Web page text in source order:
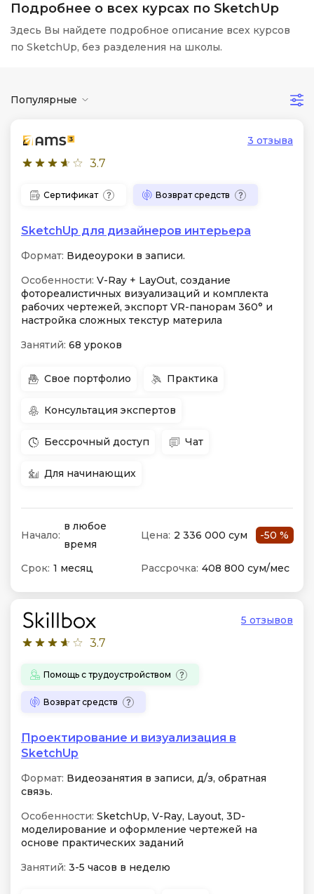
Подробнее о всех курсах по SketchUp
Здесь Вы найдете подробное описание всех курсов
по SketchUp, без разделения на школы.
Популярные
3.7
3 отзыва
Сертификат Возврат средств
SketchUp для дизайнеров интерьера
Формат: Видеоуроки в записи.
Особенности: V-Ray + LayOut, создание
фотореалистичных визуализаций и комплекта
рабочих чертежей, экспорт VR-панорам 360° и
настройка сложных текстур материла
Занятий: 68 уроков
Свое портфолио Практика
Консультация экспертов
Бессрочный доступ Чат
Для начинающих
Начало:
в любое
время
Цена: 2 336 000 сум -50 %
Срок: 1 месяц Рассрочка: 408 800 сум/мес
3.7
5 отзывов
Помощь с трудоустройством
Возврат средств
Проектирование и визуализация в
SketchUp
Формат: Видеозанятия в записи, д/з, обратная
связь.
Особенности: SketchUp, V-Ray, Layout, 3D-
моделирование и оформление чертежей на
основе практических заданий
Занятий: 3-5 часов в неделю